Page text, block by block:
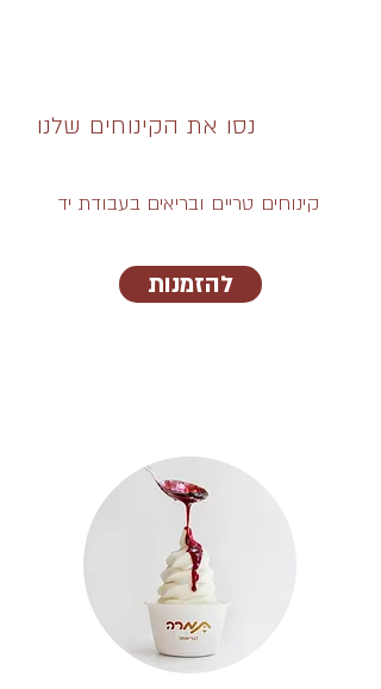
נסו את הקינוחים שלנו
קינוחים טריים ובריאים בעבודת יד
להזמנות